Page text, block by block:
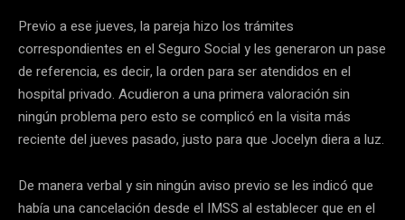
Previo a ese jueves, la pareja hizo los trámites
correspondientes en el Seguro Social y les generaron un pase
de referencia, es decir, la orden para ser atendidos en el
hospital privado. Acudieron a una primera valoración sin
ningún problema pero esto se complicó en la visita más
reciente del jueves pasado, justo para que Jocelyn diera a luz.
De manera verbal y sin ningún aviso previo se les indicó que
había una cancelación desde el IMSS al establecer que en el